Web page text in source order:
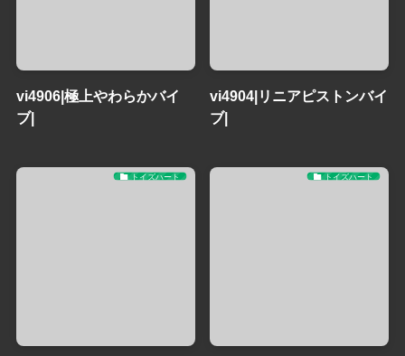
vi4906|極上やわらかバイ
ブ|
vi4904|リニアピストンバイ
ブ|
トイズハート トイズハート